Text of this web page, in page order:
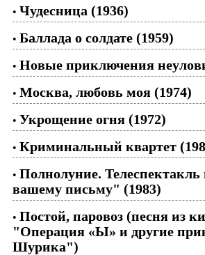
• Чудесница (1936)
• Баллада о солдате (1959)
• Новые приключения
• Москва, любовь моя (1974)
• Укрощение огня (1972)
• Криминальный квартет
• Полнолуние.
вашему письму" (1983)
• Постой, паровоз (песня из
"Операция «Ы» и другие
Шурика")